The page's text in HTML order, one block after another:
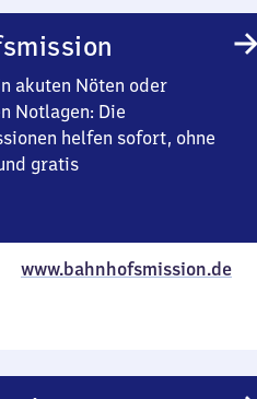
akuten Nöten oder
Notlagen: Die
helfen sofort, ohne
gratis
www.bahnhofsmission.de